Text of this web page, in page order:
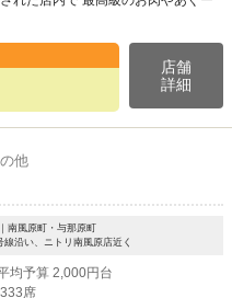
店舗
詳細
他
南風原町・与那原町
線沿い、ニトリ南風原店近く
均予算 2,000円台
333席